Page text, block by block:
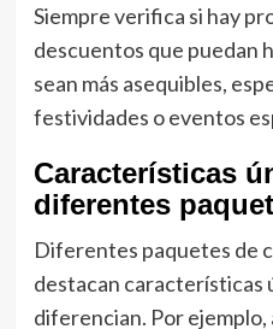
Siempre verifica si hay
descuentos que puedan
sean más asequibles,
festividades o eventos
Características
diferentes
Diferentes paquetes de
destacan características
diferencian. Por